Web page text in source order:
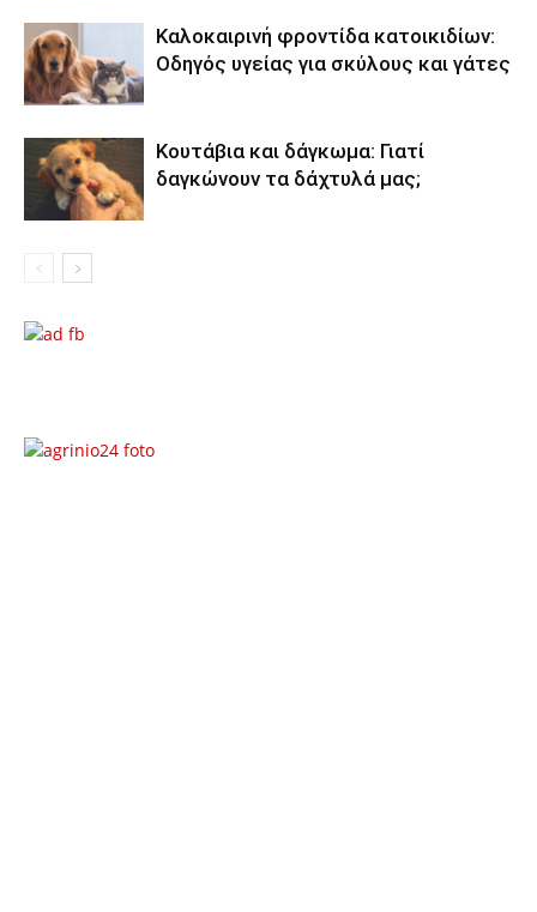
Καλοκαιρινή φροντίδα κατοικιδίων:
Οδηγός υγείας για σκύλους και γάτες
Κουτάβια και δάγκωμα: Γιατί
δαγκώνουν τα δάχτυλά μας;